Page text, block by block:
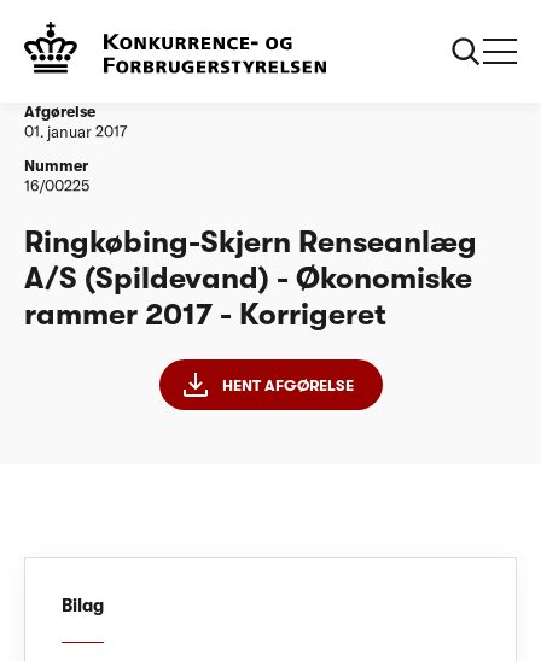
Vandtilsyn
Korrigeret
Afgørelse
01. januar 2017
Nummer
16/00225
Ringkøbing-Skjern Renseanlæg
A/S (Spildevand) - Økonomiske
rammer 2017 - Korrigeret
HENT AFGØRELSE
Bilag